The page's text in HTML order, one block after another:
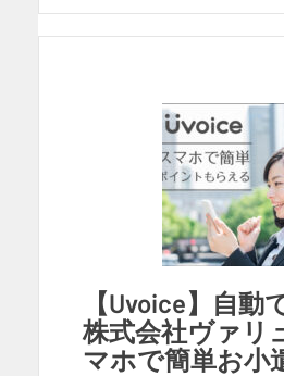
【Uvoice】自動
株式会社ヴァリ
マホで簡単お小